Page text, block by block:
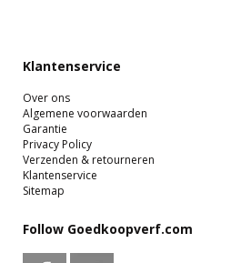
Klantenservice
Over ons
Algemene voorwaarden
Garantie
Privacy Policy
Verzenden & retourneren
Klantenservice
Sitemap
Follow Goedkoopverf.com